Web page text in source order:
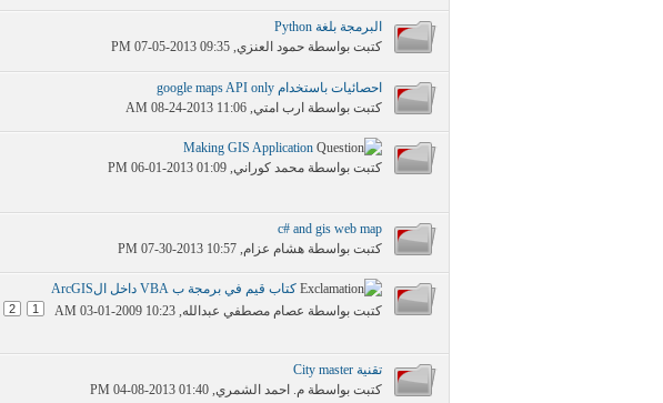
البرمجة بلغة Python
كتبت بواسطة حمود العنزي‏, 07-05-2013 09:35 PM
احصائيات باستخدام google maps API only
كتبت بواسطة ارب امتي
Making GIS Application
كتبت بواسطة محمد كوراني‏, 06-01-2013 01:09 PM
c# and gis web map
كتبت بواسطة هشام عزام
كتاب قيم في برمجة ب VBA داخل الArcGIS
كتبت بواسطة عصام مصطفي عبدالله‏, 03-01-2009 10:23 AM
1
2
تقنية City master
كتبت بواسطة م. احمد الشمري